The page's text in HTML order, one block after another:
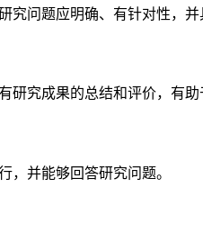
问题应明确、有针对性，并
究成果的总结和评价，有助
，并能够回答研究问题。